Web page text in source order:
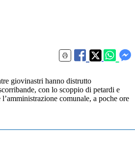
giovinastri hanno distrutto
con lo scoppio di petardi e
comunale, a poche ore